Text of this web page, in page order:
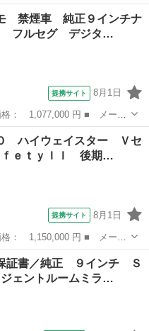
ード名： ハイウェイスタ
制限 バックカメラ ＴＶ
禁煙車 純正９インチナ
フルセグ デジタ…
提携サイト 8月1日
レード名： ニスモ 禁煙
ルセグ デジタルインナー
ハイウェイスター Ｖセ
ｆｅｔｙＩＩ 後期…
提携サイト 8月1日
レード名： ２．０ ハイ
ｅｔｙＩＩ 後期型 純正ナ
証書／純正 ９インチ Ｓ
ジェントルームミラ…